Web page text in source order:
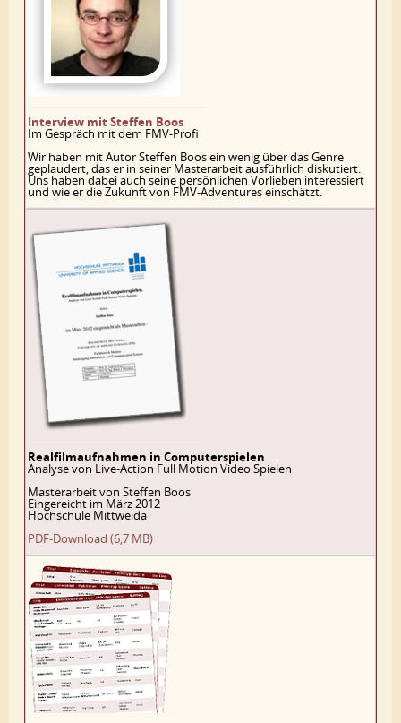
Interview mit Steffen Boos
Im Gespräch mit dem FMV-Profi
Wir haben mit Autor Steffen Boos ein wenig über das Genre
geplaudert, das er in seiner Masterarbeit ausführlich diskutiert.
Uns haben dabei auch seine persönlichen Vorlieben interessiert
und wie er die Zukunft von FMV-Adventures einschätzt.
Realfilmaufnahmen in Computerspielen
Analyse von Live-Action Full Motion Video Spielen
Masterarbeit von Steffen Boos
Eingereicht im März 2012
Hochschule Mittweida
PDF-Download (6,7 MB)